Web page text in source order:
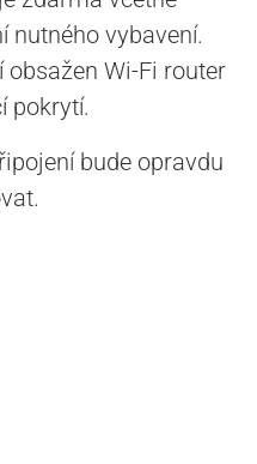
nutného vybavení.
Wi-Fi router
pokrytí.
bude opravdu